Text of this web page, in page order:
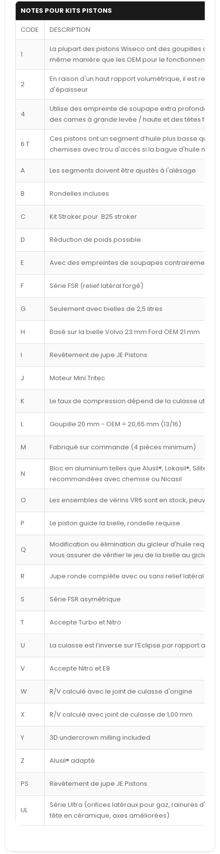
NOTES POUR KITS PISTONS
CODE DESCRIPTION
1
La plupart des pistons Wiseco ont des goupilles
même manière que les OEM pour le
2
En raison d'un haut rapport volumétrique, il est
d'épaisseur
4
Utilise des empreinte de soupape extra profondes
des cames à grande levée / haute et des têtes
6 T
Ces pistons ont un segment d’huile plus basse que
chemises avec trou d'accès si la bague d'huile
A Les segments doivent être ajustés à l'alésage
B Rondelles incluses
C Kit Stroker pour B25 stroker
D Réduction de poids possible
E Avec des empreintes de soupapes contrairement à
F Série FSR (relief latéral forgé)
G Seulement avec bielles de 2,5 litres
H Basé sur la bielle Volvo 23 mm Ford OEM 21 mm
I Revêtement de jupe JE Pistons
J Moteur Mini Tritec
K Le taux de compression dépend de la culasse
L Goupille 20 mm - OEM = 20,65 mm (13/16)
M Fabriqué sur commande (4 pièces minimum)
N
Bloc en aluminium telles que Alusil®, Lokasil®, Silitec®,
recommandées avec chemise ou Nicasil
O Les ensembles de vérins VR6 sont en stock, peuvent
P Le piston guide la bielle, rondelle requise
Q
Modification ou élimination du gicleur d'huile
vous assurer de vérifier le jeu de la bielle au gicleur
R Jupe ronde complète avec ou sans relief latéral
S Série FSR asymétrique
T Accepte Turbo et Nitro
U La culasse est l’inverse sur l’Eclipse par rapport au
V Accepte Nitro et E8
W R/V calculé avec le joint de culasse d'origine
X R/V calculé avec joint de culasse de 1,00 mm
Y 3D undercrown milling included
Z Alusil® adapté
PS Revêtement de jupe JE Pistons
UL
Série Ultra (orifices latéraux pour gaz, rainures
tête en céramique, axes améliorées)